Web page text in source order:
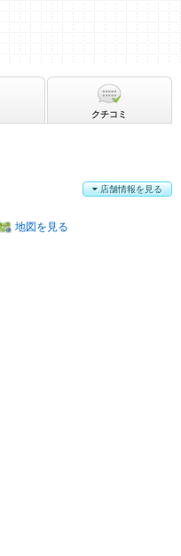
地図を見る
店舗情報を見る
クチコミ